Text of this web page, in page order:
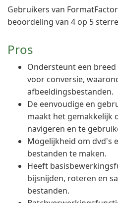
Gebruikers van
beoordeling van 4 op 5
Pros
Ondersteunt een
voor conversie,
afbeeldingsbestanden.
De eenvoudige en
maakt het gemakkelijk
navigeren en te
Mogelijkheid om dvd's
bestanden te maken.
Heeft
bijsnijden, roteren en
bestanden.